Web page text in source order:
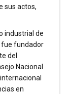
sus actos,
industrial de
fue fundador
del
Nacional
en